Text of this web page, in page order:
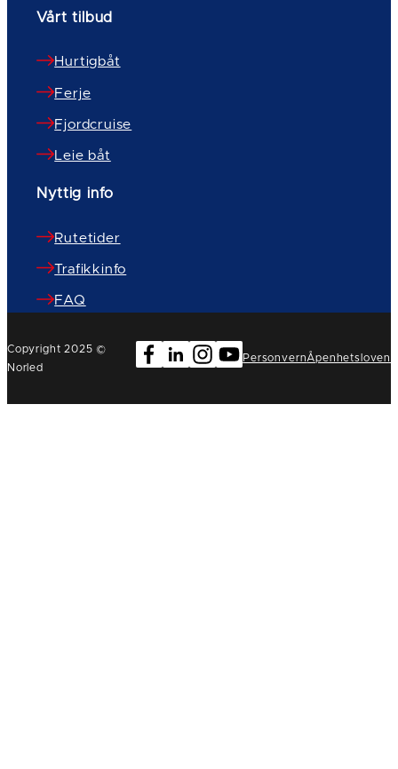
Vårt tilbud
Hurtigbåt
Ferje
Fjordcruise
Leie båt
Nyttig info
Rutetider
Trafikkinfo
FAQ
Copyright 2025 ©
Norled
PersonvernÅpenhetsloven